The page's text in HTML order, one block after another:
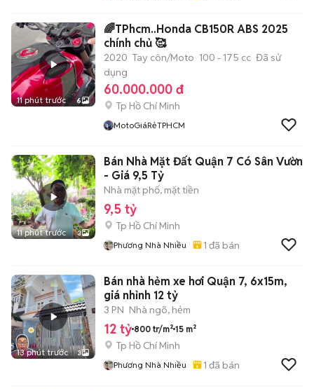
11 phút trước 6
🌈TPhcm..Honda CB150R ABS 2025
chính chủ 🥰
2020 Tay côn/Moto 100 - 175 cc Đã sử
dụng
60.000.000 đ
Tp Hồ Chí Minh
MotoGiáRẻTPHCM
11 phút trước 3
Bán Nhà Mặt Đất Quận 7 Có Sân Vườn
- Giá 9,5 Tỷ
Nhà mặt phố, mặt tiền
9,5 tỷ
Tp Hồ Chí Minh
Phương Nhà Nhiều 1 đã bán
13 phút trước 3
Bán nhà hẻm xe hơi Quận 7, 6x15m,
giá nhỉnh 12 tỷ
3 PN Nhà ngõ, hẻm
12 tỷ 800 tr/m² 15 m²
Tp Hồ Chí Minh
Phương Nhà Nhiều 1 đã bán